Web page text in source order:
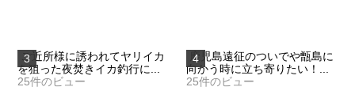
ご近所様に誘われてヤリイカ
を狙った夜焚きイカ釣行に...
25件のビュー
鹿児島遠征のついでや甑島に
向かう時に立ち寄りたい！...
25件のビュー